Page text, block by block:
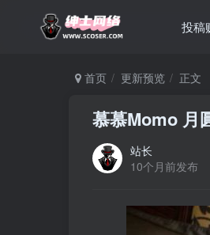
投稿
首页 更新预览 正文
慕慕Momo 月
站长
10个月前发布